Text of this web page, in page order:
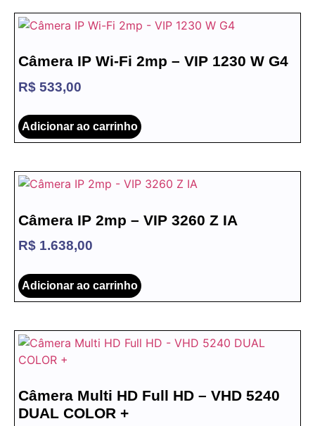
Câmera IP Wi-Fi 2mp – VIP 1230 W G4
R$ 533,00
Adicionar ao carrinho
Câmera IP 2mp – VIP 3260 Z IA
R$ 1.638,00
Adicionar ao carrinho
Câmera Multi HD Full HD – VHD 5240
DUAL COLOR +